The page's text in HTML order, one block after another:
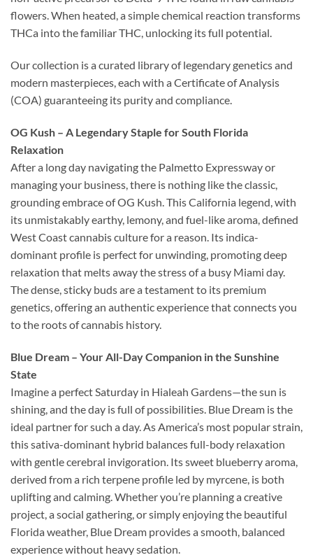
flowers. When heated, a simple chemical reaction transforms
THCa into the familiar THC, unlocking its full potential.
Our collection is a curated library of legendary genetics and
modern masterpieces, each with a Certificate of Analysis
(COA) guaranteeing its purity and compliance.
OG Kush – A Legendary Staple for South Florida
Relaxation
After a long day navigating the Palmetto Expressway or
managing your business, there is nothing like the classic,
grounding embrace of OG Kush. This California legend, with
its unmistakably earthy, lemony, and fuel-like aroma, defined
West Coast cannabis culture for a reason. Its indica-
dominant profile is perfect for unwinding, promoting deep
relaxation that melts away the stress of a busy Miami day.
The dense, sticky buds are a testament to its premium
genetics, offering an authentic experience that connects you
to the roots of cannabis history.
Blue Dream – Your All-Day Companion in the Sunshine
State
Imagine a perfect Saturday in Hialeah Gardens—the sun is
shining, and the day is full of possibilities. Blue Dream is the
ideal partner for such a day. As America’s most popular strain,
this sativa-dominant hybrid balances full-body relaxation
with gentle cerebral invigoration. Its sweet blueberry aroma,
derived from a rich terpene profile led by myrcene, is both
uplifting and calming. Whether you’re planning a creative
project, a social gathering, or simply enjoying the beautiful
Florida weather, Blue Dream provides a smooth, balanced
experience without heavy sedation.